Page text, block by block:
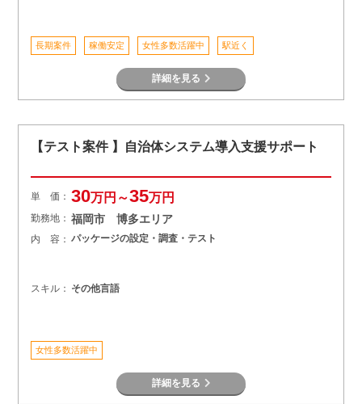
長期案件 稼働安定 女性多数活躍中 駅近く
詳細を見る
【テスト案件 】自治体システム導入支援サポート
単 価： 30万円～35万円
勤務地： 福岡市 博多エリア
内 容： パッケージの設定・調査・テスト
スキル： その他言語
女性多数活躍中
詳細を見る